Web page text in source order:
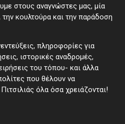
στους αναγνώστες μας, μία
κουλτούρα και την παράδοση
πληροφορίες για
ιστορικές αναδρομές,
του τόπου- και άλλα
που θέλουν να
όλα όσα χρειάζονται!